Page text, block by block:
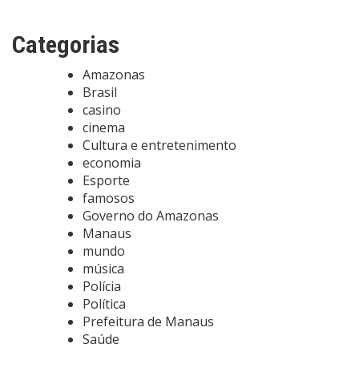
Categorias
Amazonas
Brasil
casino
cinema
Cultura e entretenimento
economia
Esporte
famosos
Governo do Amazonas
Manaus
mundo
música
Polícia
Política
Prefeitura de Manaus
Saúde